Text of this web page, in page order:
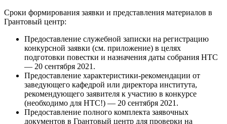
Сроки формирования заявки и представления материалов в
Грантовый центр:
Предоставление служебной записки на регистрацию
конкурсной заявки (см. приложение) в целях
подготовки повестки и назначения даты собрания НТС
— 20 сентября 2021.
Предоставление характеристики-рекомендации от
заведующего кафедрой или директора института,
рекомендующего заявителя к участию в конкурсе
(необходимо для НТС!) — 20 сентября 2021.
Предоставление полного комплекта заявочных
документов в Грантовый центр для проверки на